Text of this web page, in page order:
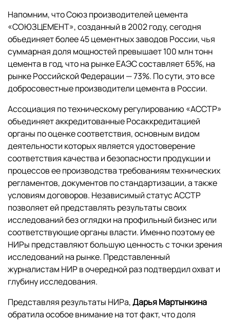
Напомним, что Союз производителей цемента
«СОЮЗЦЕМЕНТ», созданный в 2002 году, сегодня
объединяет более 45 цементных заводов России, чья
суммарная доля мощностей превышает 100 млн тонн
цемента в год, что на рынке ЕАЭС составляет 65%, на
рынке Российской Федерации — 73%. По сути, это все
добросовестные производители цемента в России.
Ассоциация по техническому регулированию «АССТР»
объединяет аккредитованные Росаккредитацией
органы по оценке соответствия, основным видом
деятельности которых является удостоверение
соответствия качества и безопасности продукции и
процессов ее производства требованиям технических
регламентов, документов по стандартизации, а также
условиям договоров. Независимый статус АССТР
позволяет ей представлять результаты своих
исследований без оглядки на профильный бизнес или
соответствующие органы власти. Именно поэтому ее
НИРы представляют большую ценность с точки зрения
исследований на рынке. Представленный
журналистам НИР в очередной раз подтвердил охват и
глубину исследования.
Представляя результаты НИРа,Дарья Мартынкина
обратила особое внимание на тот факт, что доля